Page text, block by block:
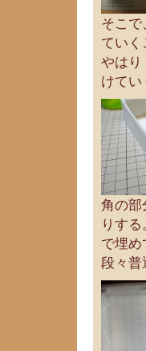
そこで
ていく
やはり
けてい
角の部
りす
で埋め
段々普